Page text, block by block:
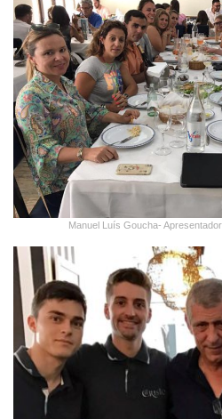
Manuel Luís Goucha-